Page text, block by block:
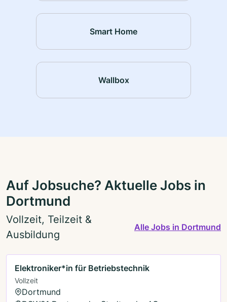
Smart Home
Wallbox
Auf Jobsuche? Aktuelle Jobs in
Dortmund
Vollzeit, Teilzeit &
Ausbildung
Alle Jobs in Dortmund
Elektroniker*in für Betriebstechnik
Vollzeit
Dortmund